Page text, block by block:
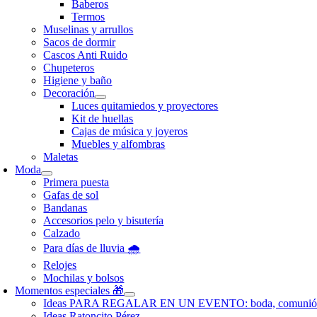
Baberos
Termos
Muselinas y arrullos
Sacos de dormir
Cascos Anti Ruido
Chupeteros
Higiene y baño
Decoración
Luces quitamiedos y proyectores
Kit de huellas
Cajas de música y joyeros
Muebles y alfombras
Maletas
Moda
Primera puesta
Gafas de sol
Bandanas
Accesorios pelo y bisutería
Calzado
Para días de lluvia 🌧️
Relojes
Mochilas y bolsos
Momentos especiales 🎁
Ideas PARA REGALAR EN UN EVENTO: boda,